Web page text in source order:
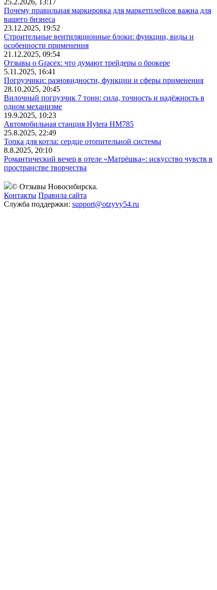
Почему правильная маркировка для маркетплейсов важна для
вашего бизнеса
23.12.2025, 19:52
Строительные вентиляционные блоки: функции, виды и
особенности применения
21.12.2025, 09:54
Отзывы о Gracex: что думают трейдеры о брокере
5.11.2025, 16:41
Погрузчики: разновидности, функции и сферы применения
28.10.2025, 20:45
Вилочный погрузчик 7 тонн: сила, точность и надёжность в
одном механизме
19.9.2025, 10:23
Автомобильная станция Hytera HM785
25.8.2025, 22:49
Топка для котла: сердце отопительной системы
8.8.2025, 20:10
Романтический вечер в отеле «Матрёшка»: искусство чувств в
пространстве творчества
© Отзывы Новосибирска.
Контакты Правила сайта
Служба поддержки: support@otzyvy54.ru